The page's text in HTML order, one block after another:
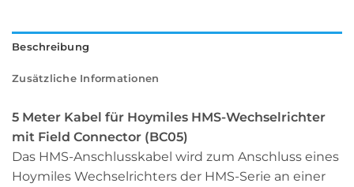
Beschreibung
Zusätzliche Informationen
5 Meter Kabel für Hoymiles HMS-Wechselrichter
mit Field Connector (BC05)
Das HMS-Anschlusskabel wird zum Anschluss eines
Hoymiles Wechselrichters der HMS-Serie an einer